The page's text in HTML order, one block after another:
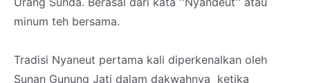
minum teh bersama.
Tradisi Nyaneut pertama kali diperkenalkan oleh
Sunan Gunung Jati dalam dakwahnya ketika